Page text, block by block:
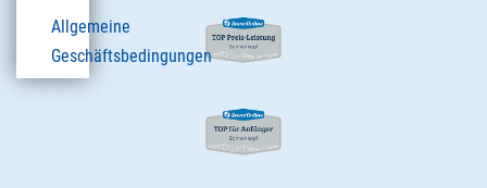
Allgemeine
Geschäftsbedingungen